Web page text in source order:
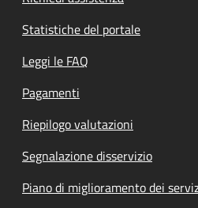
Statistiche del portale
Leggi le FAQ
Pagamenti
Riepilogo valutazioni
Segnalazione disservizio
Piano di miglioramento dei